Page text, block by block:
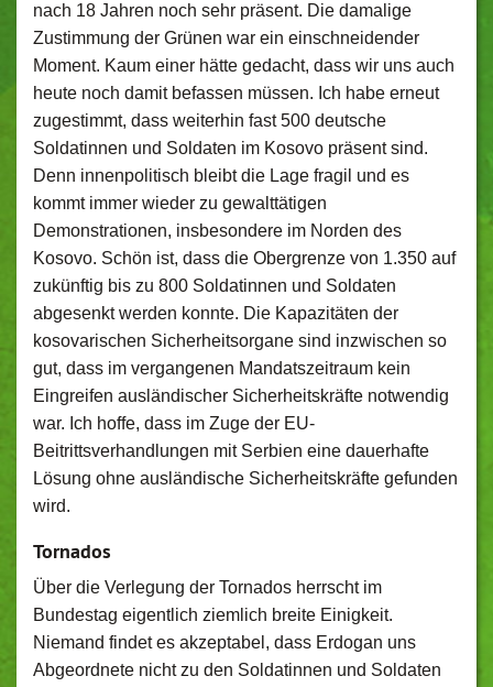
nach 18 Jahren noch sehr präsent. Die damalige
Zustimmung der Grünen war ein einschneidender
Moment. Kaum einer hätte gedacht, dass wir uns auch
heute noch damit befassen müssen. Ich habe erneut
zugestimmt, dass weiterhin fast 500 deutsche
Soldatinnen und Soldaten im Kosovo präsent sind.
Denn innenpolitisch bleibt die Lage fragil und es
kommt immer wieder zu gewalttätigen
Demonstrationen, insbesondere im Norden des
Kosovo. Schön ist, dass die Obergrenze von 1.350 auf
zukünftig bis zu 800 Soldatinnen und Soldaten
abgesenkt werden konnte. Die Kapazitäten der
kosovarischen Sicherheitsorgane sind inzwischen so
gut, dass im vergangenen Mandatszeitraum kein
Eingreifen ausländischer Sicherheitskräfte notwendig
war. Ich hoffe, dass im Zuge der EU-
Beitrittsverhandlungen mit Serbien eine dauerhafte
Lösung ohne ausländische Sicherheitskräfte gefunden
wird.
Tornados
Über die Verlegung der Tornados herrscht im
Bundestag eigentlich ziemlich breite Einigkeit.
Niemand findet es akzeptabel, dass Erdogan uns
Abgeordnete nicht zu den Soldatinnen und Soldaten